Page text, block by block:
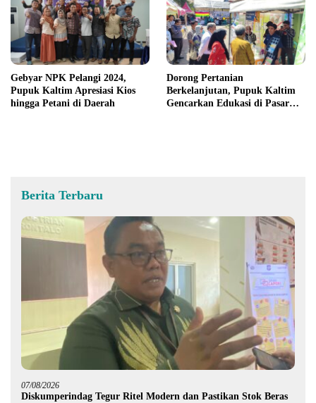
Gebyar NPK Pelangi 2024,
Pupuk Kaltim Apresiasi Kios
hingga Petani di Daerah
Dorong Pertanian
Berkelanjutan, Pupuk Kaltim
Gencarkan Edukasi di Pasar
Berita Terbaru
07/08/2026
Diskumperindag Tegur Ritel Modern dan Pastikan Stok Beras